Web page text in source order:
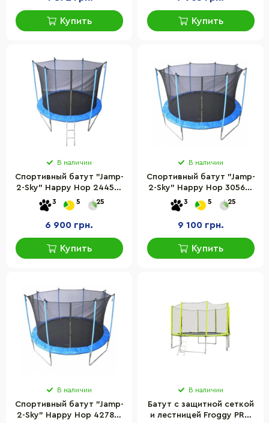
Купить Купить
В наличии
Спортивный батут "Jamp-
2-Sky" Happy Hop 24450-
J2S 244 см лестница в
комплекте
3 5 25
6 900 грн.
Купить
В наличии
Спортивный батут "Jamp-
2-Sky" Happy Hop 30566-
J2S 305 см в комплект не
входит лестница
3 5 25
9 100 грн.
Купить
В наличии
Спортивный батут "Jamp-
2-Sky" Happy Hop 42789-
В наличии
Батут с защитной сеткой
и лестницей Froggy PRO